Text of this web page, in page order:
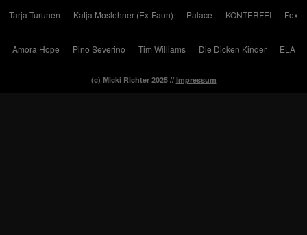
Tarja Turunen Katja Moslehner (Ex-Faun) Palace KONTERFEI Fox
Amora Hope Pino Severino Tim Williams Die Dicken Kinder ELA
(c) Micki Richter 2025 // Impressum